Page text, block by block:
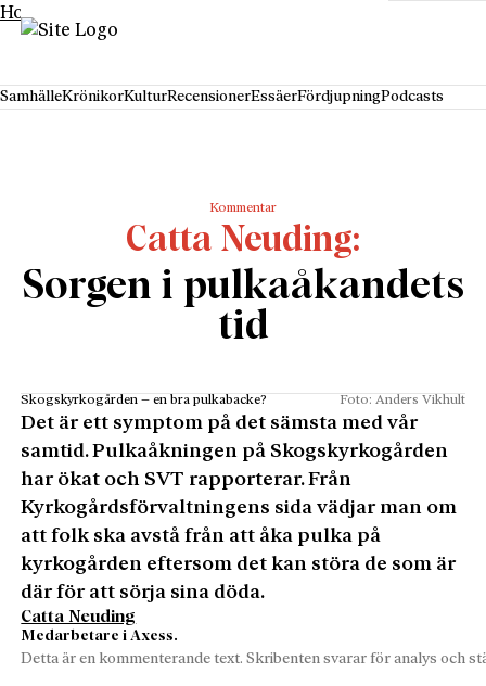
Hoppa till innehåll
SamhälleKrönikorKulturRecensionerEssäerFördjupningPodcasts
Kommentar
Catta Neuding
Sorgen i pulkaåkandets
tid
Skogskyrkogården – en bra pulkabacke? Foto: Anders Vikhult
Det är ett symptom på det sämsta med vår
samtid. Pulkaåkningen på Skogskyrkogården
har ökat och SVT rapporterar. Från
Kyrkogårdsförvaltningens sida vädjar man om
att folk ska avstå från att åka pulka på
kyrkogården eftersom det kan störa de som är
där för att sörja sina döda.
Catta Neuding
Medarbetare i Axess.
Detta är en kommenterande text. Skribenten svarar för analys och